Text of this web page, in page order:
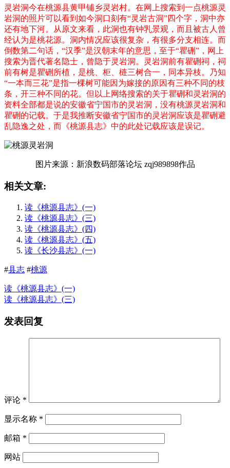
灵岩洞今在桃源县黄甲铺乡灵岩村。在网上搜索到一点桃源灵
岩洞的照片可以看到如今洞口刻有“灵岩古洞”四个字，洞中亦
还有地下河。从原文来看，此洞也有钟乳景观，而且被古人曾
经认为是桃花源。洞内情况应该很复杂，有很多分支相连。而
倒数第二句话，“汉季”是汉朝末年的意思，至于“瞿硎”，网上
搜索为晋代著名隐士，曾隐于灵岩洞。灵岩洞前有瞿硎祠，祠
前有树是瞿硎所植，是桃、柜、梿三树合一，同本异枝。乃知
“一本而三花”是指一棵树可能因为嫁接的原因有三种不同的枝
条，开三种不同的花。但以上网络搜索的关于瞿硎和灵岩洞的
资料全部都是说的安徽省宁国市的灵岩洞，没有桃源灵岩洞和
瞿硎的记载。于是我推断安徽省宁国市的灵岩洞应该是瞿硎避
乱隐逸之处，而《桃源县志》中的此处记载应该是误记。
图片来源：新浪数码部落论坛 zqj989898作品
相关文章:
读《桃源县志》(一)
读《桃源县志》(三)
读《桃源县志》(四)
读《桃源县志》(五)
读《长沙县志》(一)
#县志 #桃源
读《桃源县志》(一)
读《桃源县志》(三)
发表回复
评论 *
显示名称 *
邮箱 *
网站